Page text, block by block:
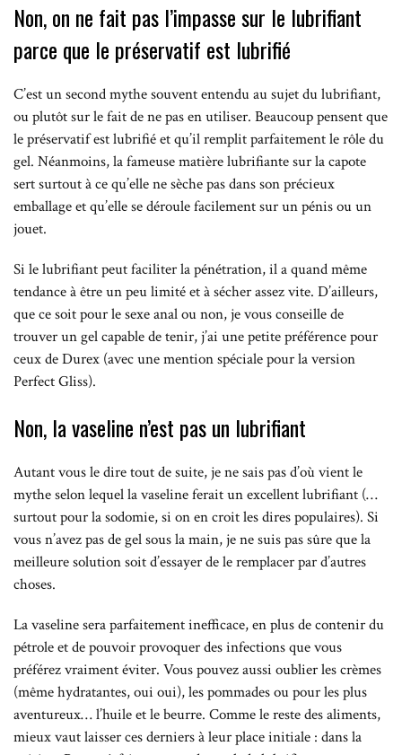
Non, on ne fait pas l’impasse sur le lubrifiant
parce que le préservatif est lubrifié
C’est un second mythe souvent entendu au sujet du lubrifiant,
ou plutôt sur le fait de ne pas en utiliser. Beaucoup pensent que
le préservatif est lubrifié et qu’il remplit parfaitement le rôle du
gel. Néanmoins, la fameuse matière lubrifiante sur la capote
sert surtout à ce qu’elle ne sèche pas dans son précieux
emballage et qu’elle se déroule facilement sur un pénis ou un
jouet.
Si le lubrifiant peut faciliter la pénétration, il a quand même
tendance à être un peu limité et à sécher assez vite. D’ailleurs,
que ce soit pour le sexe anal ou non, je vous conseille de
trouver un gel capable de tenir, j’ai une petite préférence pour
ceux de Durex (avec une mention spéciale pour la version
Perfect Gliss).
Non, la vaseline n’est pas un lubrifiant
Autant vous le dire tout de suite, je ne sais pas d’où vient le
mythe selon lequel la vaseline ferait un excellent lubrifiant (…
surtout pour la sodomie, si on en croit les dires populaires). Si
vous n’avez pas de gel sous la main, je ne suis pas sûre que la
meilleure solution soit d’essayer de le remplacer par d’autres
choses.
La vaseline sera parfaitement inefficace, en plus de contenir du
pétrole et de pouvoir provoquer des infections que vous
préférez vraiment éviter. Vous pouvez aussi oublier les crèmes
(même hydratantes, oui oui), les pommades ou pour les plus
aventureux… l’huile et le beurre. Comme le reste des aliments,
mieux vaut laisser ces derniers à leur place initiale : dans la